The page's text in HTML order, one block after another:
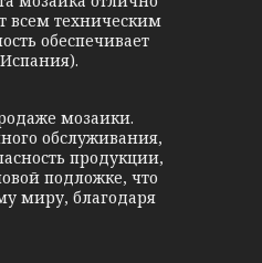
всем техническим
обеспечивает
мозаики.
обслуживания,
продукции,
подложке, что
миру, благодаря